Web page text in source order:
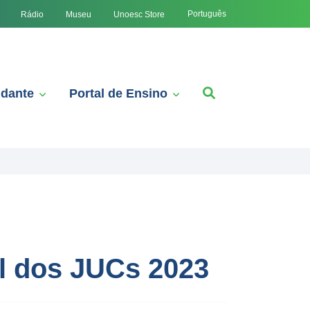
Rádio Museu Unoesc Store Português
Portal de Ensino
JUCs 2023